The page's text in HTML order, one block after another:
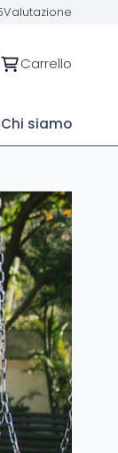
Valutazione
Carrello
Chi siamo